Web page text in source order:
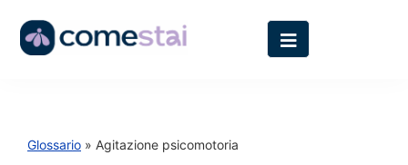
Glossario » Agitazione psicomotoria